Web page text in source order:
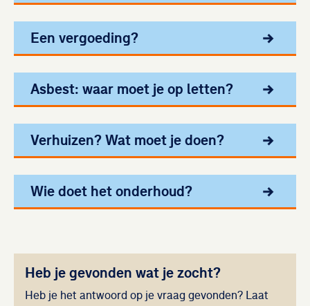
Een vergoeding?
Asbest: waar moet je op letten?
Verhuizen? Wat moet je doen?
Wie doet het onderhoud?
Heb je gevonden wat je zocht?
Heb je het antwoord op je vraag gevonden? Laat